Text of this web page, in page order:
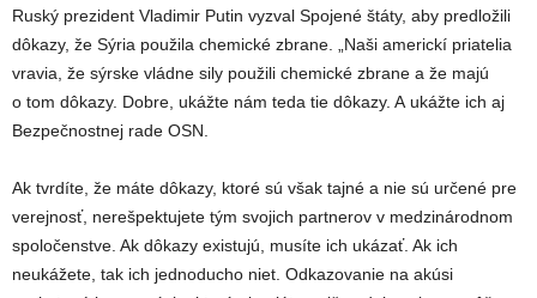
Ruský prezident Vladimir Putin vyzval Spojené štáty, aby predložili
dôkazy, že Sýria použila chemické zbrane. „Naši americkí priatelia
vravia, že sýrske vládne sily použili chemické zbrane a že majú
o tom dôkazy. Dobre, ukážte nám teda tie dôkazy. A ukážte ich aj
Bezpečnostnej rade OSN.
Ak tvrdíte, že máte dôkazy, ktoré sú však tajné a nie sú určené pre
verejnosť, nerešpektujete tým svojich partnerov v medzinárodnom
spoločenstve. Ak dôkazy existujú, musíte ich ukázať. Ak ich
neukážete, tak ich jednoducho niet. Odkazovanie na akúsi